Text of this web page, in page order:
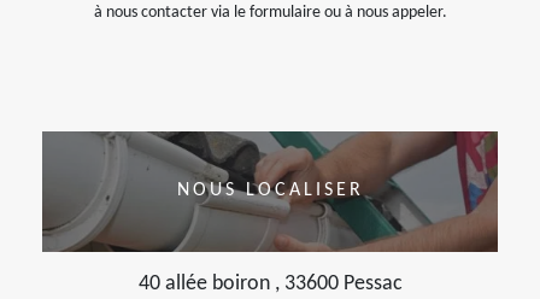
à nous contacter via le formulaire ou à nous appeler.
NOUS LOCALISER
40 allée boiron , 33600 Pessac